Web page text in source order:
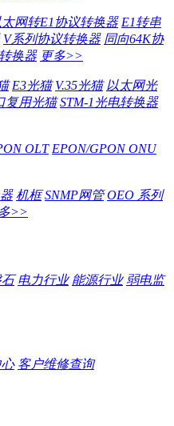
太网转E1协议转换器 E1转串
V系列协议转换器 同向64K协
换器 更多>>
E3光猫 V.35光猫 以太网光
复用光猫 STM-1光电转换器
OLT EPON/GPON ONU
机框 SNMP网管 OEO 系列
>>
电力行业 能源行业 弱电监
客户维修查询